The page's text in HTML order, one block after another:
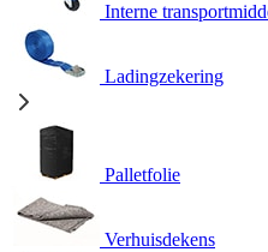
Interne
Ladingzekering
Palletfolie
Verhuisdekens